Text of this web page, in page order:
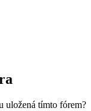
uložená tímto fórem?